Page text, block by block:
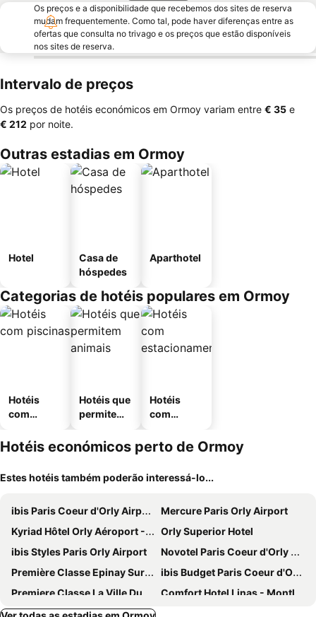
Os preços e a disponibilidade que recebemos dos sites de reserva
mudam frequentemente. Como tal, pode haver diferenças entre as
ofertas que consulta no trivago e os preços que estão disponíveis
nos sites de reserva.
Intervalo de preços
Os preços de hotéis económicos em Ormoy variam entre ‎€ 35 e
‎€ 212 por noite.
Outras estadias em Ormoy
Hotel
Casa de
hóspedes
Aparthotel
Categorias de hotéis populares em Ormoy
Hotéis
com
Hotéis que
permitem
Hotéis
com
mento
Hotéis económicos perto de Ormoy
Estes hotéis também poderão interessá-lo...
ibis Paris Coeur d'Orly Airport
Mercure Paris Orly Airport
Kyriad Hôtel Orly Aéroport - Athis Mons
Orly Superior Hotel
ibis Styles Paris Orly Airport
Novotel Paris Coeur d'Orly Airport
Première Classe Epinay Sur Orge Savigny Sur Orge
ibis Budget Paris Coeur d'Orly Airport
Premiere Classe La Ville Du Bois
Comfort Hotel Linas - Montlhery
Ibis Budget Chilly Mazarin Les Champarts